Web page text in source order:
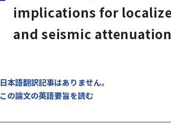
implications for
and seismic attenuation
日本語翻訳記事はありません。
この論文の英語要旨を読む